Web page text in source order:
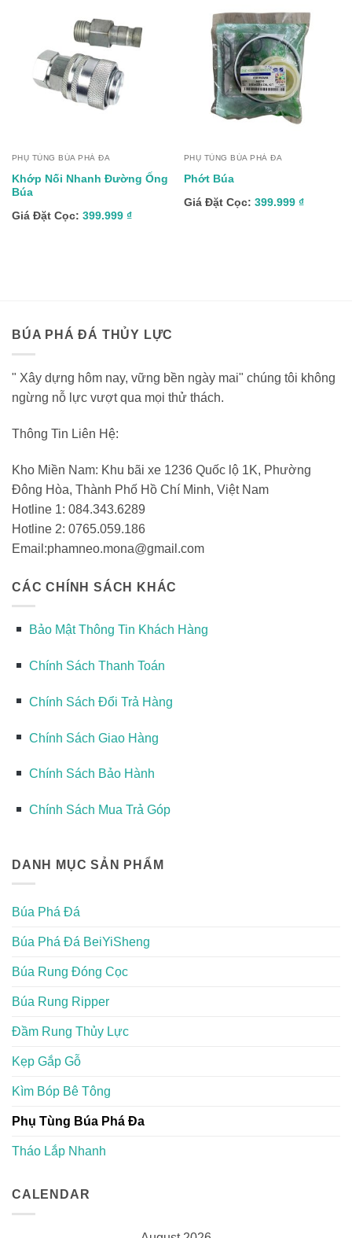
PHỤ TÙNG BÚA PHÁ ĐA
Khớp Nối Nhanh Đường Ống
Búa
Giá Đặt Cọc: 399.999 ₫
PHỤ TÙNG BÚA PHÁ ĐA
Phớt Búa
Giá Đặt Cọc: 399.999 ₫
BÚA PHÁ ĐÁ THỦY LỰC
" Xây dựng hôm nay, vững bền ngày mai" chúng tôi không
ngừng nỗ lực vượt qua mọi thử thách.
Thông Tin Liên Hệ:
Kho Miền Nam: Khu bãi xe 1236 Quốc lộ 1K, Phường
Đông Hòa, Thành Phố Hồ Chí Minh, Việt Nam
Hotline 1: 084.343.6289
Hotline 2: 0765.059.186
Email:phamneo.mona@gmail.com
CÁC CHÍNH SÁCH KHÁC
Bảo Mật Thông Tin Khách Hàng
Chính Sách Thanh Toán
Chính Sách Đổi Trả Hàng
Chính Sách Giao Hàng
Chính Sách Bảo Hành
Chính Sách Mua Trả Góp
DANH MỤC SẢN PHẨM
Búa Phá Đá
Búa Phá Đá BeiYiSheng
Búa Rung Đóng Cọc
Búa Rung Ripper
Đầm Rung Thủy Lực
Kẹp Gắp Gỗ
Kìm Bóp Bê Tông
Phụ Tùng Búa Phá Đa
Tháo Lắp Nhanh
CALENDAR